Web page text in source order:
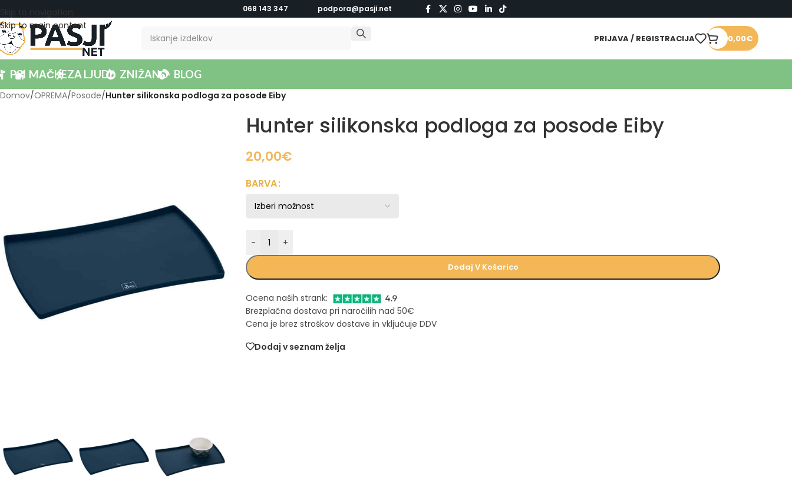
Skip to navigation
Skip to main content
068 143 347 podpora@pasji.net
PRIJAVA / REGISTRACIJA 0,00€
PSI MAČKEZA LJUDI ZNIŽANO BLOG
Domov/OPREMA/Posode/Hunter silikonska podloga za posode Eiby
Hunter silikonska podloga za posode Eiby
20,00€
BARVA
- +
Dodaj V Košarico
Ocena naših strank:
Brezplačna dostava pri naročilih nad 50€
Cena je brez stroškov dostave in vključuje DDV
Dodaj v seznam želja